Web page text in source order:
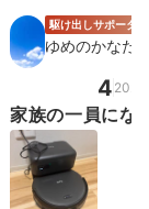
駆け出しサポーター
ゆめのかなた
4
家族の一員にな